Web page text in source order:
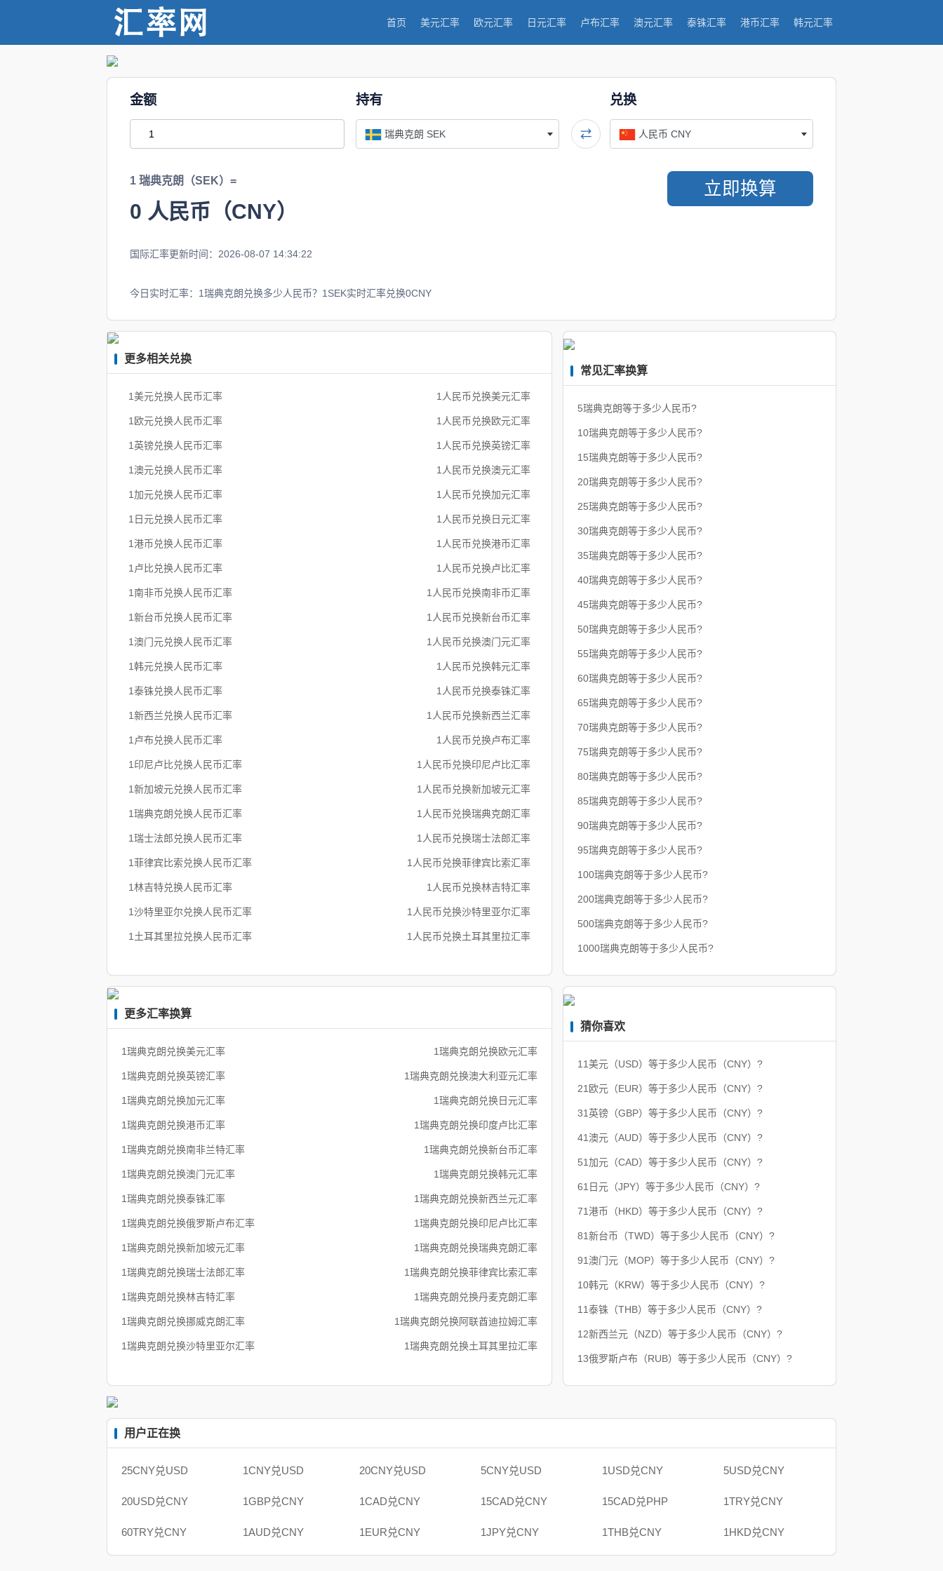
首页 美元汇率 欧元汇率 日元汇率 卢布汇率 澳元汇率 泰铢汇率 港币汇率 韩元汇率
金额 持有
瑞典克朗 SEK
兑换
人民币 CNY
立即换算
1 瑞典克朗（SEK）=
0 人民币（CNY）
国际汇率更新时间：2026-08-07 14:34:22
今日实时汇率：1瑞典克朗兑换多少人民币？1SEK实时汇率兑换0CNY
更多相关兑换
1美元兑换人民币汇率 1人民币兑换美元汇率
1欧元兑换人民币汇率 1人民币兑换欧元汇率
1英镑兑换人民币汇率 1人民币兑换英镑汇率
1澳元兑换人民币汇率 1人民币兑换澳元汇率
1加元兑换人民币汇率 1人民币兑换加元汇率
1日元兑换人民币汇率 1人民币兑换日元汇率
1港币兑换人民币汇率 1人民币兑换港币汇率
1卢比兑换人民币汇率 1人民币兑换卢比汇率
1南非币兑换人民币汇率 1人民币兑换南非币汇率
1新台币兑换人民币汇率 1人民币兑换新台币汇率
1澳门元兑换人民币汇率 1人民币兑换澳门元汇率
1韩元兑换人民币汇率 1人民币兑换韩元汇率
1泰铢兑换人民币汇率 1人民币兑换泰铢汇率
1新西兰兑换人民币汇率 1人民币兑换新西兰汇率
1卢布兑换人民币汇率 1人民币兑换卢布汇率
1印尼卢比兑换人民币汇率 1人民币兑换印尼卢比汇率
1新加坡元兑换人民币汇率 1人民币兑换新加坡元汇率
1瑞典克朗兑换人民币汇率 1人民币兑换瑞典克朗汇率
1瑞士法郎兑换人民币汇率 1人民币兑换瑞士法郎汇率
1菲律宾比索兑换人民币汇率 1人民币兑换菲律宾比索汇率
1林吉特兑换人民币汇率 1人民币兑换林吉特汇率
1沙特里亚尔兑换人民币汇率 1人民币兑换沙特里亚尔汇率
1土耳其里拉兑换人民币汇率 1人民币兑换土耳其里拉汇率
常见汇率换算
5瑞典克朗等于多少人民币?
10瑞典克朗等于多少人民币?
15瑞典克朗等于多少人民币?
20瑞典克朗等于多少人民币?
25瑞典克朗等于多少人民币?
30瑞典克朗等于多少人民币?
35瑞典克朗等于多少人民币?
40瑞典克朗等于多少人民币?
45瑞典克朗等于多少人民币?
50瑞典克朗等于多少人民币?
55瑞典克朗等于多少人民币?
60瑞典克朗等于多少人民币?
65瑞典克朗等于多少人民币?
70瑞典克朗等于多少人民币?
75瑞典克朗等于多少人民币?
80瑞典克朗等于多少人民币?
85瑞典克朗等于多少人民币?
90瑞典克朗等于多少人民币?
95瑞典克朗等于多少人民币?
100瑞典克朗等于多少人民币?
200瑞典克朗等于多少人民币?
500瑞典克朗等于多少人民币?
1000瑞典克朗等于多少人民币?
更多汇率换算
1瑞典克朗兑换美元汇率 1瑞典克朗兑换欧元汇率
1瑞典克朗兑换英镑汇率 1瑞典克朗兑换澳大利亚元汇率
1瑞典克朗兑换加元汇率 1瑞典克朗兑换日元汇率
1瑞典克朗兑换港币汇率 1瑞典克朗兑换印度卢比汇率
1瑞典克朗兑换南非兰特汇率 1瑞典克朗兑换新台币汇率
1瑞典克朗兑换澳门元汇率 1瑞典克朗兑换韩元汇率
1瑞典克朗兑换泰铢汇率 1瑞典克朗兑换新西兰元汇率
1瑞典克朗兑换俄罗斯卢布汇率 1瑞典克朗兑换印尼卢比汇率
1瑞典克朗兑换新加坡元汇率 1瑞典克朗兑换瑞典克朗汇率
1瑞典克朗兑换瑞士法郎汇率 1瑞典克朗兑换菲律宾比索汇率
1瑞典克朗兑换林吉特汇率 1瑞典克朗兑换丹麦克朗汇率
1瑞典克朗兑换挪威克朗汇率 1瑞典克朗兑换阿联酋迪拉姆汇率
1瑞典克朗兑换沙特里亚尔汇率 1瑞典克朗兑换土耳其里拉汇率
猜你喜欢
11美元（USD）等于多少人民币（CNY）?
21欧元（EUR）等于多少人民币（CNY）?
31英镑（GBP）等于多少人民币（CNY）?
41澳元（AUD）等于多少人民币（CNY）?
51加元（CAD）等于多少人民币（CNY）?
61日元（JPY）等于多少人民币（CNY）?
71港币（HKD）等于多少人民币（CNY）?
81新台币（TWD）等于多少人民币（CNY）?
91澳门元（MOP）等于多少人民币（CNY）?
10韩元（KRW）等于多少人民币（CNY）?
11泰铢（THB）等于多少人民币（CNY）?
12新西兰元（NZD）等于多少人民币（CNY）?
13俄罗斯卢布（RUB）等于多少人民币（CNY）?
用户正在换
25CNY兑USD 1CNY兑USD 20CNY兑USD 5CNY兑USD 1USD兑CNY 5USD兑CNY
20USD兑CNY 1GBP兑CNY 1CAD兑CNY 15CAD兑CNY 15CAD兑PHP 1TRY兑CNY
60TRY兑CNY 1AUD兑CNY 1EUR兑CNY 1JPY兑CNY 1THB兑CNY 1HKD兑CNY